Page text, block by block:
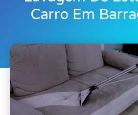
Carro Em